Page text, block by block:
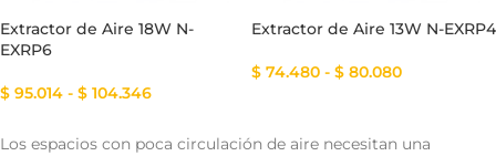
Extractor de Aire 18W N-
EXRP6
$ 95.014 - $ 104.346
Extractor de Aire 13W N-EXRP4
$ 74.480 - $ 80.080
Los espacios con poca circulación de aire necesitan una